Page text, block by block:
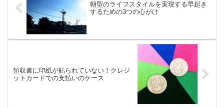
朝型のライフスタイルを実現する早起き
するための3つの心がけ
領収書に印紙が貼られていない！クレジ
ットカードでの支払いのケース